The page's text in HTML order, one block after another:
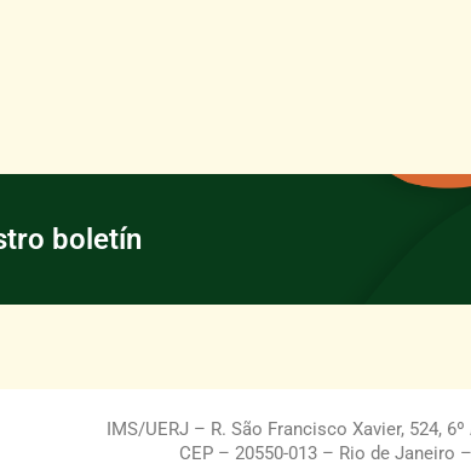
boletín
IMS/UERJ – R. São Francisco Xavier, 524, 6º
CEP – 20550-013 – Rio de Janeiro